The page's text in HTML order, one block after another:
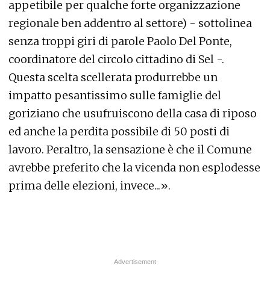
appetibile per qualche forte organizzazione
regionale ben addentro al settore) - sottolinea
senza troppi giri di parole Paolo Del Ponte,
coordinatore del circolo cittadino di Sel -.
Questa scelta scellerata produrrebbe un
impatto pesantissimo sulle famiglie del
goriziano che usufruiscono della casa di riposo
ed anche la perdita possibile di 50 posti di
lavoro. Peraltro, la sensazione è che il Comune
avrebbe preferito che la vicenda non esplodesse
prima delle elezioni, invece...».